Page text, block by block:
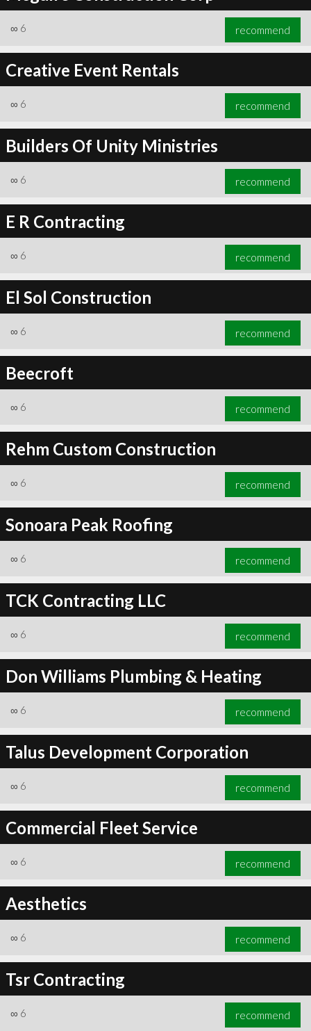
∞ 6 recommend
Creative Event Rentals
∞ 6 recommend
Builders Of Unity Ministries
∞ 6 recommend
E R Contracting
∞ 6 recommend
El Sol Construction
∞ 6 recommend
Beecroft
∞ 6 recommend
Rehm Custom Construction
∞ 6 recommend
Sonoara Peak Roofing
∞ 6 recommend
TCK Contracting LLC
∞ 6 recommend
Don Williams Plumbing & Heating
∞ 6 recommend
Talus Development Corporation
∞ 6 recommend
Commercial Fleet Service
∞ 6 recommend
Aesthetics
∞ 6 recommend
Tsr Contracting
∞ 6 recommend